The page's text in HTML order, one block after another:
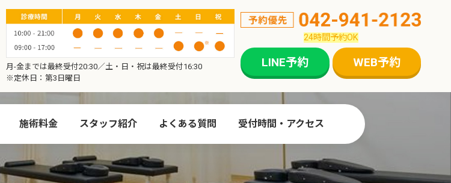
月-金までは最終受付20:30／土・日・祝は最終受付16:30
※定休日：第3日曜日
24時間予約OK
LINE予約 WEB予約
施術料金 スタッフ紹介 よくある質問 受付時間・アクセス